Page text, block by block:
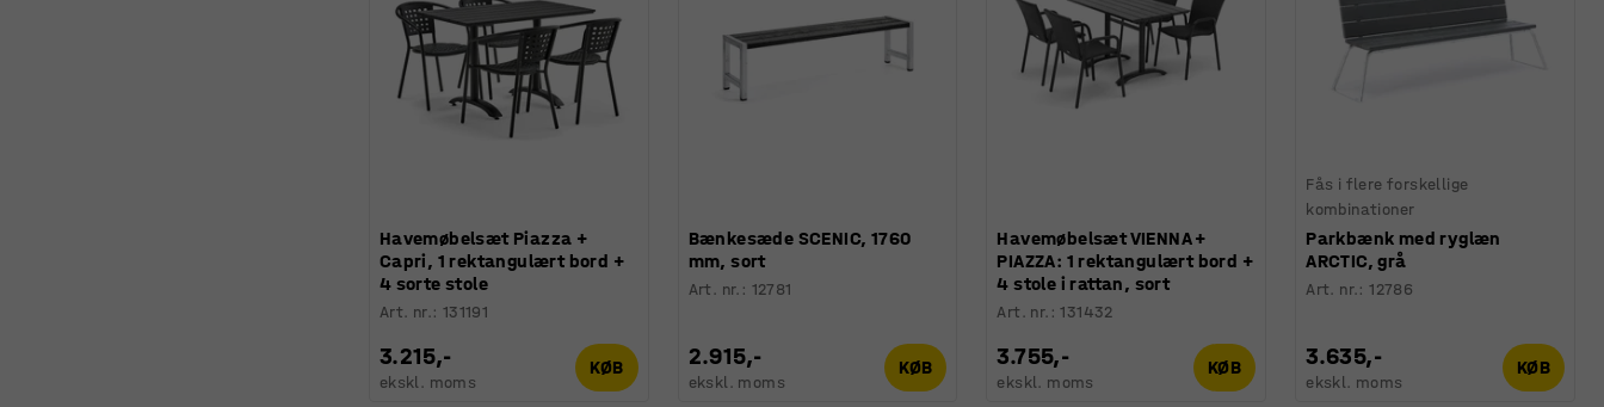
Havemøbelsæt Piazza +
Capri, 1 rektangulært bord +
4 sorte stole
Art. nr.: 131191
3.215,-
ekskl. moms
KØB
Bænkesæde SCENIC, 1760
mm, sort
Art. nr. : 12781
2.915,-
ekskl. moms
KØB
Havemøbelsæt VIENNA +
PIAZZA: 1 rektangulært bord +
4 stole i rattan, sort
Art. nr. :131432
3.755,-
ekskl. moms
KØB
Fås i flere forskellige
kombinationer
Parkbænk med ryglæn
ARCTIC, grå
Art. nr.:12786
3.635,-
ekskl. moms
KØB